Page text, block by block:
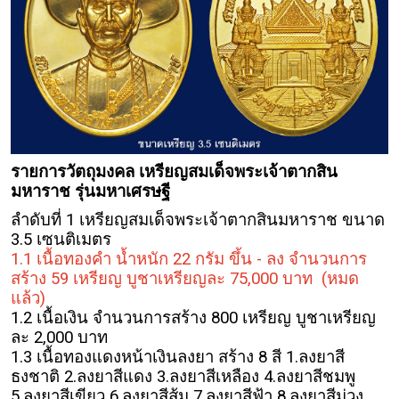
รายการวัตถุมงคล เหรียญสมเด็จพระเจ้าตากสิน
มหาราช รุ่นมหาเศรษฐี
ลำดับที่ 1 เหรียญสมเด็จพระเจ้าตากสินมหาราช ขนาด
3.5 เซนติเมตร
1.1 เนื้อทองคำ น้ำหนัก 22 กรัม ขึ้น - ลง จำนวนการ
สร้าง 59 เหรียญ บูชาเหรียญละ 75,000 บาท (หมด
แล้ว)
1.2 เนื้อเงิน จำนวนการสร้าง 800 เหรียญ บูชาเหรียญ
ละ 2,000 บาท
1.3 เนื้อทองแดงหน้าเงินลงยา สร้าง 8 สี 1.ลงยาสี
ธงชาติ 2.ลงยาสีแดง 3.ลงยาสีเหลือง 4.ลงยาสีชมพู